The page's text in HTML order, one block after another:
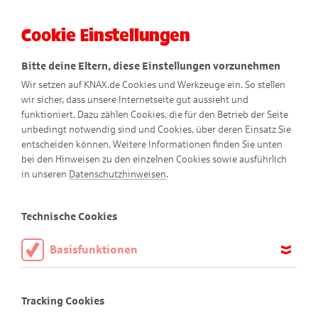
Sommer-Comics
Cookie Einstellungen
Bitte deine Eltern, diese Einstellungen vorzunehmen
Wir setzen auf KNAX.de Cookies und Werkzeuge ein. So stellen
wir sicher, dass unsere Internetseite gut aussieht und
funktioniert. Dazu zählen Cookies, die für den Betrieb der Seite
unbedingt notwendig sind und Cookies, über deren Einsatz Sie
entscheiden können. Weitere Informationen finden Sie unten
bei den Hinweisen zu den einzelnen Cookies sowie ausführlich
in unseren Datenschutzhinweisen.
Technische Cookies
Basisfunktionen
aktiviert sein.
Tracking Cookies